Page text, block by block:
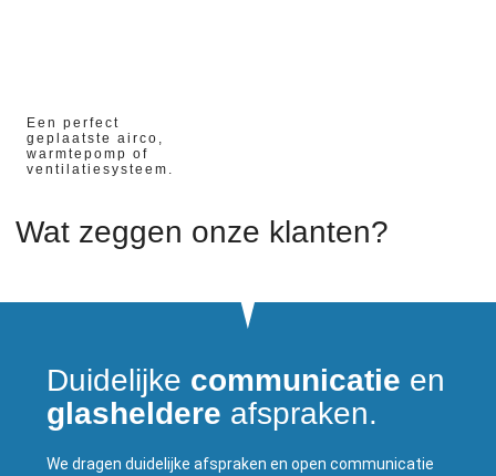
Een perfect
geplaatste airco,
warmtepomp of
ventilatiesysteem.
Wat zeggen onze klanten?
Duidelijke communicatie en
glasheldere afspraken.
We dragen duidelijke afspraken en open communicatie